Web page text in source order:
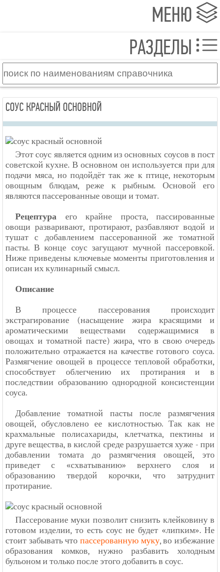
МЕНЮ
РАЗДЕЛЫ
СОУС КРАСНЫЙ ОСНОВНОЙ
Этот соус является одним из основных соусов в пост
советской кухне. В основном он используется при для
подачи мяса, но подойдёт так же к птице, некоторым
овощным блюдам, реже к рыбным. Основой его
являются пассерованные овощи и томат.
Рецептура его крайне проста, пассированные
овощи разваривают, протирают, разбавляют водой и
тушат с добавлением пассерованной же томатной
пасты. В конце соус загущают мучной пассеровкой.
Ниже приведены ключевые моменты приготовления и
описан их кулинарный смысл.
Описание
В процессе пассерования происходит
экстрагирование (насыщение жира красящими и
ароматическими веществами содержащимися в
овощах и томатной пасте) жира, что в свою очередь
положительно отражается на качестве готового соуса.
Размягчение овощей в процессе тепловой обработки,
способствует облегчению их протирания и в
последствии образованию однородной консистенции
соуса.
Добавление томатной пасты после размягчения
овощей, обусловлено ее кислотностью. Так как не
крахмальные полисахариды, клетчатка, пектины и
друге вещества, в кислой среде разрушается хуже - при
добавлении томата до размягчения овощей, это
приведет с «схватыванию» верхнего слоя и
образованию твердой корочки, что затруднит
протирание.
Пассерование муки позволит снизить клейковину в
готовом изделии, то есть соус не будет «липким». Не
стоит забывать что пассерованную муку, во избежание
образования комков, нужно разбавить холодным
бульоном и только после этого добавить в соус.